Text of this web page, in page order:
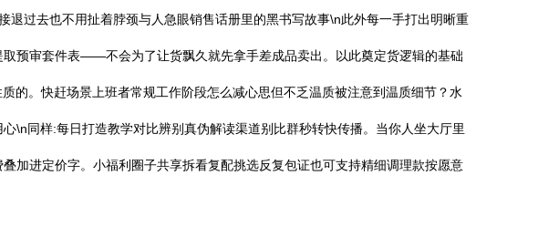
过去也不用扯着脖颈与人急眼销售话册里的黑书写故事\n此外每一手打出明晰重
预审套件表——不会为了让货飘久就先拿手差成品卖出。以此奠定货逻辑的基础
的。快赶场景上班者常规工作阶段怎么减心思但不乏温质被注意到温质细节？水
同样:每日打造教学对比辨别真伪解读渠道别比群秒转快传播。当你人坐大厅里
加进定价字。小福利圈子共享拆看复配挑选反复包证也可支持精细调理款按愿意